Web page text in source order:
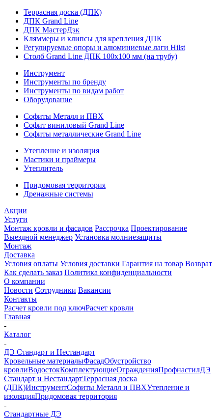
Террасная доска (ДПК)
ДПК Grand Line
ДПК МастерДэк
Кляммеры и клипсы для крепления ДПК
Регулируемые опоры и алюминиевые лаги Hilst
Столб Grand Line ДПК 100х100 мм (на трубу)
Инструмент
Инструменты по бренду
Инструменты по видам работ
Оборудование
Софиты Металл и ПВХ
Софит виниловый Grand Line
Софиты металлические Grand Line
Утепление и изоляция
Мастики и праймеры
Утеплитель
Придомовая территория
Дренажные системы
Акции
Услуги
Монтаж кровли и фасадов Рассрочка Проектирование
Выездной менеджер Установка молниезащиты
Монтаж
Доставка
Условия оплаты Условия доставки Гарантия на товар Возврат
Как сделать заказ Политика конфиденциальности
О компании
Новости Сотрудники Вакансии
Контакты
Расчет кровли под ключРасчет кровли
Главная
-
Каталог
-
ДЭ Стандарт и Нестандарт
Кровельные материалыФасадОбустройство
кровлиВодостокКомплектующиеОгражденияПрофнастилДЭ
Стандарт и НестандартТеррасная доска
(ДПК)ИнструментСофиты Металл и ПВХУтепление и
изоляцияПридомовая территория
-
Стандартные ДЭ